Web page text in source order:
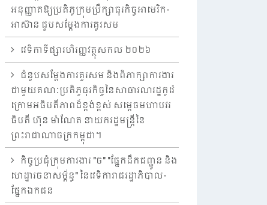
អនុញ្ញាតឱ្យប្រតិភូក្រុមប្រឹក្សាធុរកិច្ចអាមេរិក-
អាស៊ាន ជួបសម្តែងការគួរសម
វេទិកាទីផ្សារហិរញ្ញវត្ថុសកល ២០២៦
ជំនួបសម្តែងការគួរសម និងពិភាក្សាការងារ
ជាមួយគណៈប្រតិភូធុរកិច្ចនៃសាធារណរដ្ឋកូរ៉េ
ក្រោមអធិបតីភាពដ៏ខ្ពង់ខ្ពស់ សម្តេចមហាបវរ
ធិបតី ហ៊ុន ម៉ាណែត នាយករដ្ឋមន្ត្រីនៃ
ព្រះរាជាណាចក្រកម្ពុជា។
កិច្ចប្រជុំក្រុមការងារ "ច" "ផ្នែកដឹកជញ្ជូន និង
ហេដ្ឋារចនាសម្ព័ន្ធ" នៃវេទិការាជរដ្ឋាភិបាល-
ផ្នែកឯកជន